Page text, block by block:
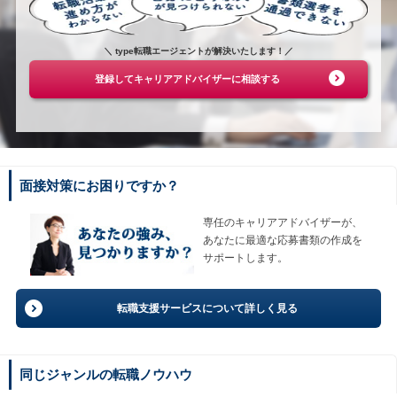
＼ type転職エージェントが解決いたします！／
登録してキャリアアドバイザーに相談する
面接対策にお困りですか？
専任のキャリアアドバイザーが、
あなたに最適な応募書類の作成を
サポートします。
転職支援サービスについて詳しく見る
同じジャンルの転職ノウハウ